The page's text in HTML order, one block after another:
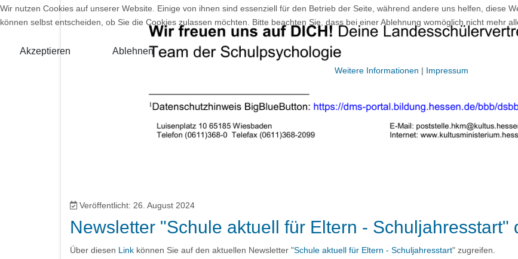
Veröffentlicht: 26. August 2024
Newsletter "Schule aktuell für Eltern - Schuljahresstart"
Über diesen Link können Sie auf den aktuellen Newsletter "Schule aktuell für Eltern - Schuljahresstart" zugreifen.
Wir nutzen Cookies auf unserer Website. Einige von ihnen sind essenziell für den Betrieb der Seite, während andere uns helfen, diese
können selbst entscheiden, ob Sie die Cookies zulassen möchten. Bitte beachten Sie, dass bei einer Ablehnung womöglich nicht mehr
Akzeptieren Ablehnen
Weitere Informationen | Impressum